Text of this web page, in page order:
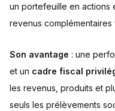
un portefeuille en
revenus complémentaires
Son avantage : une
et un cadre fiscal
les revenus, produits et
seuls les prélèvements